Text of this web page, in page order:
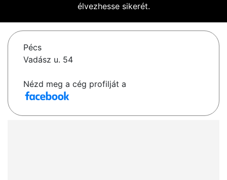
élvezhesse sikerét.
Pécs
Vadász u. 54
Nézd meg a cég profilját a